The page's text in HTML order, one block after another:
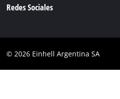
Einhell global
Cumplimiento
Redes Sociales
Instagram
© 2026 Einhell Argentina SA